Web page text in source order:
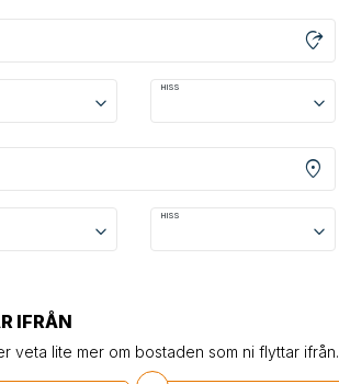
moved_location
keyboard_arrow_down
HISS
keyboard_arrow_down
location_on
keyboard_arrow_down
HISS
keyboard_arrow_down
IFRÅN
veta lite mer om bostaden som ni flyttar ifrån.